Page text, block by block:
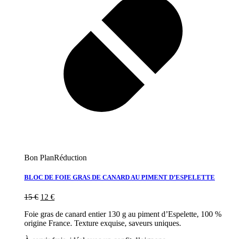
Bon PlanRéduction
BLOC DE FOIE GRAS DE CANARD AU PIMENT D’ESPELETTE
15€ 12 €
Foie gras de canard entier 130 g au piment d’Espelette, 100 %
origine France. Texture exquise, saveurs uniques.